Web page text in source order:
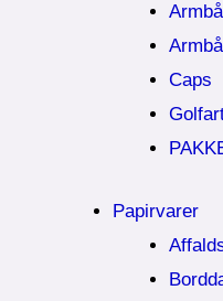
Caps
Papirvarer